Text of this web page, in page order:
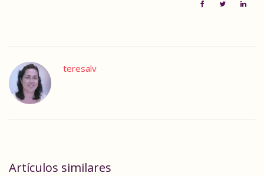
teresalv
Artículos similares